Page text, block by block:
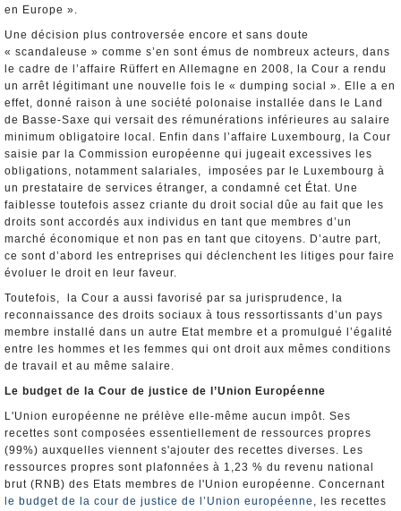
en Europe ».
Une décision plus controversée encore et sans doute
« scandaleuse » comme s’en sont émus de nombreux acteurs, dans
le cadre de l’affaire Rüffert en Allemagne en 2008, la Cour a rendu
un arrêt légitimant une nouvelle fois le « dumping social ». Elle a en
effet, donné raison à une société polonaise installée dans le Land
de Basse-Saxe qui versait des rémunérations inférieures au salaire
minimum obligatoire local. Enfin dans l’affaire Luxembourg, la Cour
saisie par la Commission européenne qui jugeait excessives les
obligations, notamment salariales, imposées par le Luxembourg à
un prestataire de services étranger, a condamné cet État. Une
faiblesse toutefois assez criante du droit social dûe au fait que les
droits sont accordés aux individus en tant que membres d’un
marché économique et non pas en tant que citoyens. D’autre part,
ce sont d’abord les entreprises qui déclenchent les litiges pour faire
évoluer le droit en leur faveur.
Toutefois, la Cour a aussi favorisé par sa jurisprudence, la
reconnaissance des droits sociaux à tous ressortissants d’un pays
membre installé dans un autre Etat membre et a promulgué l’égalité
entre les hommes et les femmes qui ont droit aux mêmes conditions
de travail et au même salaire.
Le budget de la Cour de justice de l’Union Européenne
L'Union européenne ne prélève elle-même aucun impôt. Ses
recettes sont composées essentiellement de ressources propres
(99%) auxquelles viennent s'ajouter des recettes diverses. Les
ressources propres sont plafonnées à 1,23 % du revenu national
brut (RNB) des Etats membres de l'Union européenne. Concernant
le budget de la cour de justice de l’Union européenne , les recettes